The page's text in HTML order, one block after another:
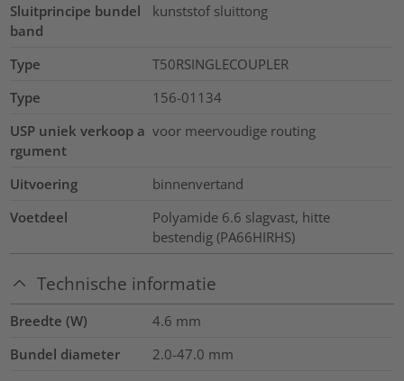
Sluitprincipe bundel
band
kunststof sluittong
Type
T50RSINGLECOUPLER
Type
156-01134
USP uniek verkoop a
rgument
voor meervoudige routing
Uitvoering
binnenvertand
Voetdeel
Polyamide 6.6 slagvast, hitte
bestendig (PA66HIRHS)
Technische informatie
Breedte (W) 4.6 mm
Bundel diameter
2.0-47.0 mm